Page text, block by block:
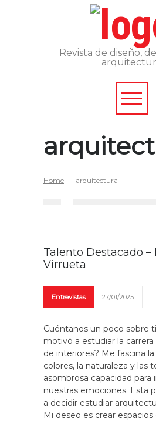
Revista de diseño,
Home arquitectura
Talento Destacado –
Virrueta
Entrevistas 27/01/2025
Cuéntanos un poco sobre
motivó a estudiar la
de interiores? Me fascina
colores, la naturaleza y las
asombrosa capacidad para
nuestras emociones. Esta
a decidir estudiar
Mi deseo es crear